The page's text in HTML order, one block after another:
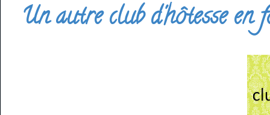
Un autre club d'hôtesse en